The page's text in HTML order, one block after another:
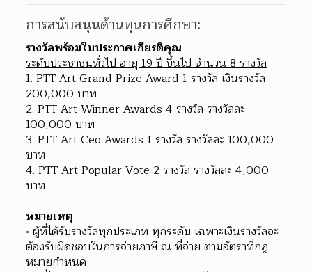
การสนับสนุนด้านทุนการศึกษา:
รางวัลพร้อมใบประกาศเกียรติคุณ
ระดับประชาชนทั่วไป อายุ 19 ปี ขึ้นไป จํานวน 8 รางวัล
1. PTT Art Grand Prize Award 1 รางวัล เงินรางวัล
200,000 บาท
2. PTT Art Winner Awards 4 รางวัล รางวัลละ
100,000 บาท
3. PTT Art Ceo Awards 1 รางวัล รางวัลละ 100,000
บาท
4. PTT Art Popular Vote 2 รางวัล รางวัลละ 4,000
บาท
หมายเหตุ
ผู้ที่ได้รับรางวัลทุกประเภท ทุกระดับ เฉพาะเงินรางวัลจะ
ต้องรับผิดชอบในการจ่ายภาษี ณ ที่จ่าย ตามอัตราที่กฎ
หมายกําหนด